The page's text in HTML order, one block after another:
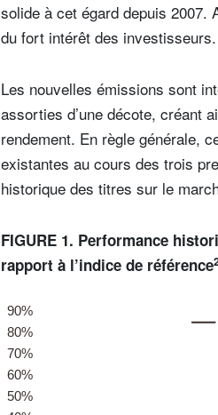
solide à cet égard depuis 2007.
du fort intérêt des investisseurs.
Les nouvelles émissions sont
assorties d’une décote, créant
rendement. En règle générale,
existantes au cours des trois
historique des titres sur le
FIGURE 1. Performance
rapport à l’indice de référence